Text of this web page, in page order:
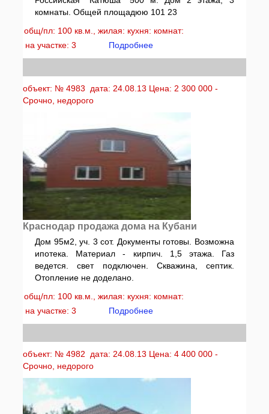
комнаты. Общей площадюю 101 23
общ/пл: 100 кв.м., жилая: кухня: комнат:
на участке: 3
Подробнее
объект: № 4983 дата: 24.08.13 Цена: 2 300 000 -
Срочно, недорого
Краснодар продажа дома на Кубани
Дом 95м2, уч. 3 сот. Документы готовы. Возможна
ипотека. Материал - кирпич. 1,5 этажа. Газ
ведется. свет подключен. Скважина, септик.
Отопление не доделано.
общ/пл: 100 кв.м., жилая: кухня: комнат:
на участке: 3
Подробнее
объект: № 4982 дата: 24.08.13 Цена: 4 400 000 -
Срочно, недорого